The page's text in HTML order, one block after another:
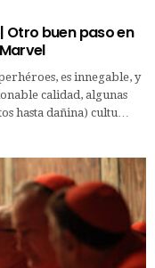
Otro buen paso en
es innegable, y
calidad, algunas
hasta dañina) cultu…